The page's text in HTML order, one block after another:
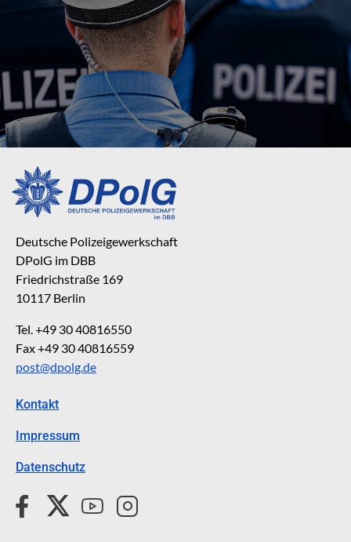
Deutsche Polizeigewerkschaft
DPolG im DBB
Friedrichstraße 169
10117 Berlin
Tel. +49 30 40816550
Fax +49 30 40816559
post@dpolg.de
Kontakt
Impressum
Datenschutz